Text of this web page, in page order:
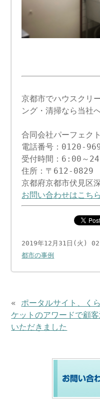
京都市でハウスクリ
ング・清掃なら当社
合同会社パーフェク
電話番号：0120-
受付時間：6:00～
住所：〒612-0829
京都府京都市伏見区
お問い合わせはこち
2019年12月31日(火)
都市の事例
«ポータルサイト、く
ケットのアワードで顧
いただきました